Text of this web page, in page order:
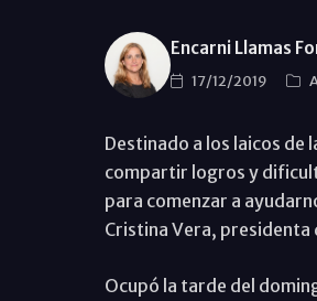
Encarni Llamas
17/12/2019
Destinado a los laicos de
compartir logros y
para comenzar a
Cristina Vera, presidenta
Ocupó la tarde del